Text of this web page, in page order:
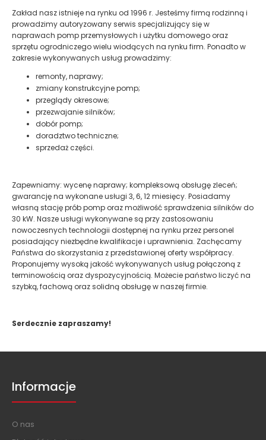
Zakład nasz istnieje na rynku od 1996 r. Jesteśmy firmą rodzinną i
prowadzimy autoryzowany serwis specjalizujący się w
naprawach pomp przemysłowych i użytku domowego oraz
sprzętu ogrodniczego wielu wiodących na rynku firm. Ponadto w
zakresie wykonywanych usług prowadzimy:
remonty, naprawy;
zmiany konstrukcyjne pomp;
przeglądy okresowe;
przezwajanie silników;
dobór pomp;
doradztwo techniczne;
sprzedaż części.
Zapewniamy: wycenę naprawy; kompleksową obsługę zleceń;
gwarancję na wykonane usługi 3, 6, 12 miesięcy. Posiadamy
własną stację prób pomp oraz możliwość sprawdzenia silników do
30 kW. Nasze usługi wykonywane są przy zastosowaniu
nowoczesnych technologii dostępnej na rynku przez personel
posiadający niezbędne kwalifikacje i uprawnienia. Zachęcamy
Państwa do skorzystania z przedstawionej oferty współpracy.
Proponujemy wysoką jakość wykonywanych usług połączoną z
terminowością oraz dyspozycyjnością. Możecie państwo liczyć na
szybką, fachową oraz solidną obsługę w naszej firmie.
Serdecznie zapraszamy!
Informacje
O nas